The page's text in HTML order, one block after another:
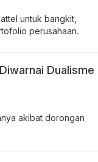
untuk bangkit,
perusahaan.
Dualisme
akibat dorongan